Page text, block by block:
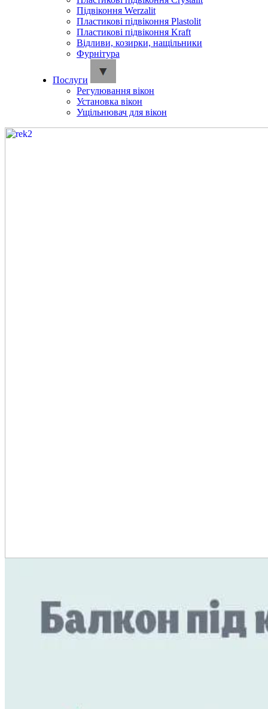
Підвіконня Werzalit
Пластикові підвіконня Plastolit
Пластикові підвіконня Kraft
Відливи, козирки, нащільники
Фурнітура
Послуги
Регулювання вікон
Установка вікон
Ущільнювач для вікон